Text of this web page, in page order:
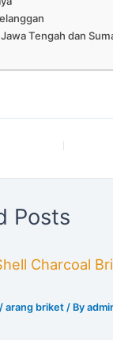
Tengah dan
Posts
Charcoal
/arang briket / By